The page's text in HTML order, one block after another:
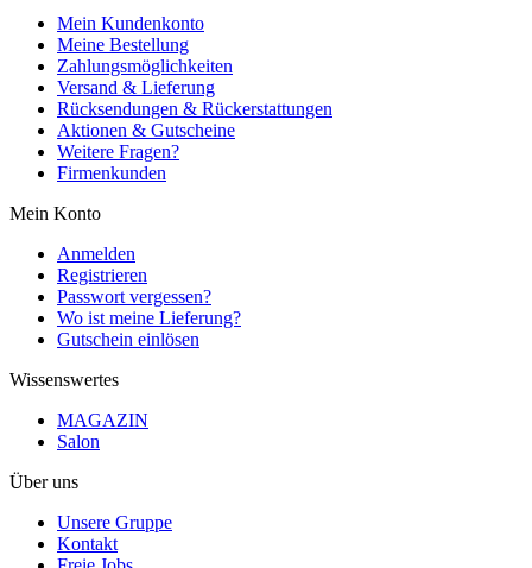
Mein Kundenkonto
Meine Bestellung
Zahlungsmöglichkeiten
Versand & Lieferung
Rücksendungen & Rückerstattungen
Aktionen & Gutscheine
Weitere Fragen?
Firmenkunden
Mein Konto
Anmelden
Registrieren
Passwort vergessen?
Wo ist meine Lieferung?
Gutschein einlösen
Wissenswertes
MAGAZIN
Salon
Über uns
Unsere Gruppe
Kontakt